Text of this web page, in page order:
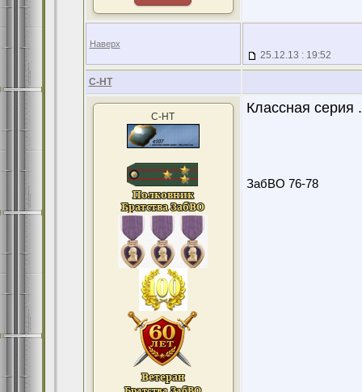
Наверх
25.12.13 : 19:52
С-НТ
С-НТ
Классная серия
ЗабВО 76-78